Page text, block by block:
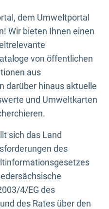
dem Umweltportal
Wir bieten Ihnen einen
von öffentlichen
aus
darüber hinaus aktuelle
und Umweltkarten
sich das Land
des
4/EG des
des Rates über den